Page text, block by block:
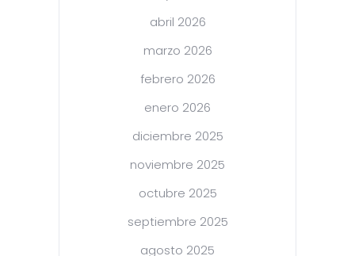
abril 2026
marzo 2026
febrero 2026
enero 2026
diciembre 2025
noviembre 2025
octubre 2025
septiembre 2025
agosto 2025